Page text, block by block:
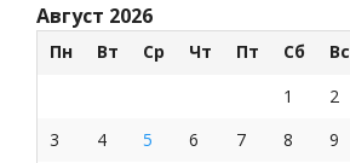
Август 2026
Пн Вт Ср Чт Пт Сб
Вс
1
2
3
4 5 6 7 8
9